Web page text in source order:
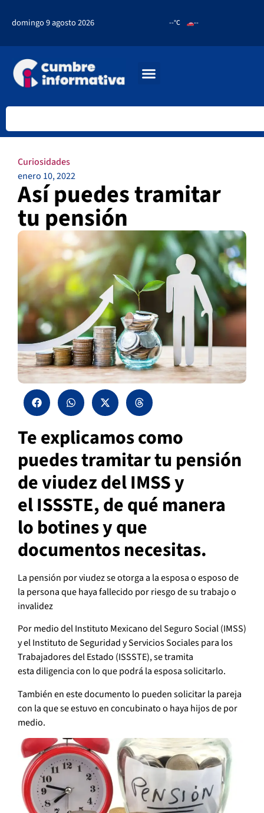
domingo 9 agosto 2026 --°C --
Curiosidades
enero 10, 2022
Así puedes tramitar
tu pensión
Te explicamos como
puedes tramitar tu pensión
de viudez del IMSS y
el ISSSTE, de qué manera
lo botines y que
documentos necesitas.
La pensión por viudez se otorga a la esposa o esposo de
la persona que haya fallecido por riesgo de su trabajo o
invalidez
Por medio del Instituto Mexicano del Seguro Social (IMSS)
y el Instituto de Seguridad y Servicios Sociales para los
Trabajadores del Estado (ISSSTE), se tramita
esta diligencia con lo que podrá la esposa solicitarlo.
También en este documento lo pueden solicitar la pareja
con la que se estuvo en concubinato o haya hijos de por
medio.